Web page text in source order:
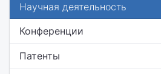
Научная деятельность
Конференции
Патенты